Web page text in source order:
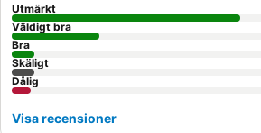
Utmärkt
Väldigt bra
Bra
Skäligt
Dålig
Visa recensioner